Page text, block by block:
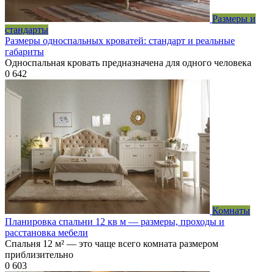
Размеры и
стандарты
Размеры односпальных кроватей: стандарт и реальные
габариты
Односпальная кровать предназначена для одного человека
0 642
Комнаты
Планировка спальни 12 кв м — размеры, проходы и
расстановка мебели
Спальня 12 м² — это чаще всего комната размером
приблизительно
0 603